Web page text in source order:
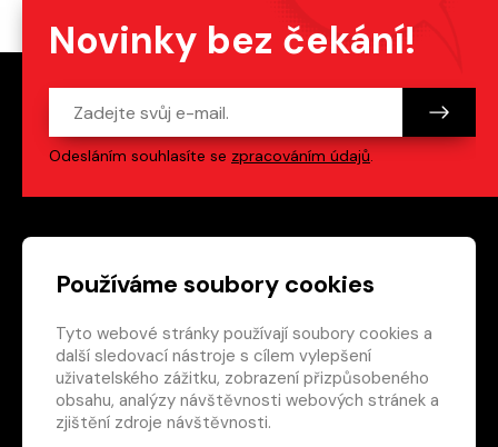
Používáme soubory cookies
Tyto webové stránky používají soubory cookies a
další sledovací nástroje s cílem vylepšení
uživatelského zážitku, zobrazení přizpůsobeného
obsahu, analýzy návštěvnosti webových stránek a
zjištění zdroje návštěvnosti.
Novinky bez čekání!
Odesláním souhlasíte se zpracováním údajů.
Patička webu Odkazy na sociální
Vedlejší navigace
redakce@crew.cz
Ochrana soukromí
Nastavení cookies